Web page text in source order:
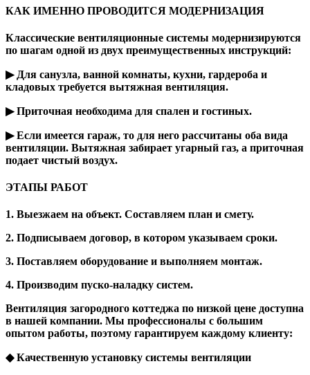
КАК ИМЕННО ПРОВОДИТСЯ МОДЕРНИЗАЦИЯ
Классические вентиляционные системы модернизируются
по шагам одной из двух преимущественных инструкций:
▶ Для санузла, ванной комнаты, кухни, гардероба и
кладовых требуется вытяжная вентиляция.
▶ Приточная необходима для спален и гостиных.
▶ Если имеется гараж, то для него рассчитаны оба вида
вентиляции. Вытяжная забирает угарный газ, а приточная
подает чистый воздух.
ЭТАПЫ РАБОТ
1. Выезжаем на объект. Составляем план и смету.
2. Подписываем договор, в котором указываем сроки.
3. Поставляем оборудование и выполняем монтаж.
4. Производим пуско-наладку систем.
Вентиляция загородного коттеджа по низкой цене доступна
в нашей компании. Мы профессионалы с большим
опытом работы, поэтому гарантируем каждому клиенту:
◆ Качественную установку системы вентиляции